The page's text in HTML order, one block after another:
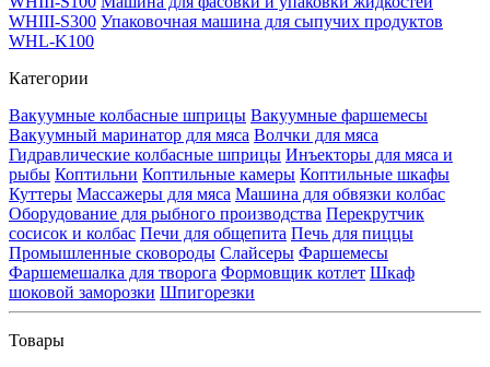
WHIII-S300 Упаковочная машина для сыпучих продуктов
WHL-K100
Категории
Вакуумные колбасные шприцы Вакуумные фаршемесы
Вакуумный маринатор для мяса Волчки для мяса
Гидравлические колбасные шприцы Инъекторы для мяса и
рыбы Коптильни Коптильные камеры Коптильные шкафы
Куттеры Массажеры для мяса Машина для обвязки колбас
Оборудование для рыбного производства Перекрутчик
сосисок и колбас Печи для общепита Печь для пиццы
Промышленные сковороды Слайсеры Фаршемесы
Фаршемешалка для творога Формовщик котлет Шкаф
шоковой заморозки Шпигорезки
Товары